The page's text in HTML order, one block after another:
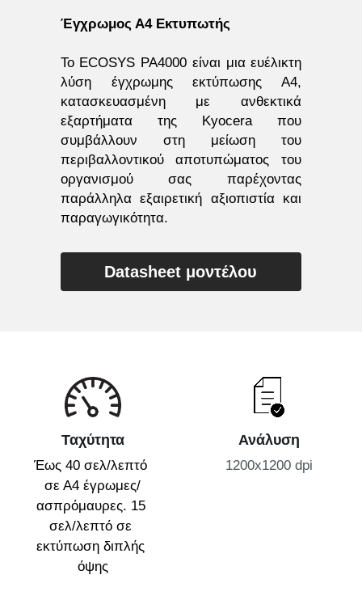
Έγχρωμος Α4 Εκτυπωτής
Το ECOSYS PA4000 είναι μια ευέλικτη
λύση έγχρωμης εκτύπωσης Α4,
κατασκευασμένη με ανθεκτικά
εξαρτήματα της Kyocera που
συμβάλλουν στη μείωση του
περιβαλλοντικού αποτυπώματος του
οργανισμού σας παρέχοντας
παράλληλα εξαιρετική αξιοπιστία και
παραγωγικότητα.
Datasheet μοντέλου
Ταχύτητα
Έως 40 σελ/λεπτό
σε Α4 έγρωμες/
ασπρόμαυρες. 15
σελ/λεπτό σε
εκτύπωση διπλής
όψης
Ανάλυση
1200x1200 dpi